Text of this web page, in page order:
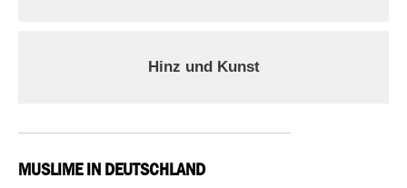
Hinz und Kunst
MUSLIME IN DEUTSCHLAND